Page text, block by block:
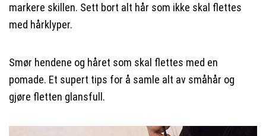
markere skillen. Sett bort alt hår som ikke skal flettes
med hårklyper.
Smør hendene og håret som skal flettes med en
pomade. Et supert tips for å samle alt av småhår og
gjøre fletten glansfull.